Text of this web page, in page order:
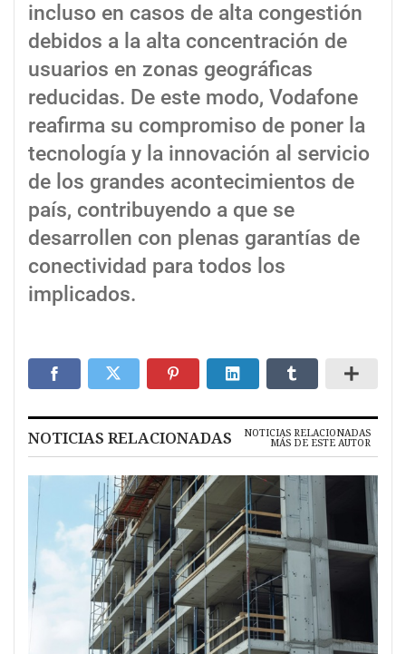
incluso en casos de alta congestión
debidos a la alta concentración de
usuarios en zonas geográficas
reducidas. De este modo, Vodafone
reafirma su compromiso de poner la
tecnología y la innovación al servicio
de los grandes acontecimientos de
país, contribuyendo a que se
desarrollen con plenas garantías de
conectividad para todos los
implicados.
NOTICIAS RELACIONADAS NOTICIAS RELACIONADAS
MÁS DE ESTE AUTOR